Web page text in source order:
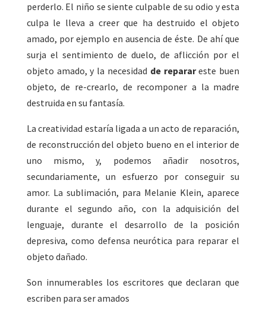
perderlo. El niño se siente culpable de su odio y esta
culpa le lleva a creer que ha destruido el objeto
amado, por ejemplo en ausencia de éste. De ahí que
surja el sentimiento de duelo, de aflicción por el
objeto amado, y la necesidad de reparareste buen
objeto, de re-crearlo, de recomponer a la madre
destruida en su fantasía.
La creatividad estaría ligada a un acto de reparación,
de reconstrucción del objeto bueno en el interior de
uno mismo, y, podemos añadir nosotros,
secundariamente, un esfuerzo por conseguir su
amor. La sublimación, para Melanie Klein, aparece
durante el segundo año, con la adquisición del
lenguaje, durante el desarrollo de la posición
depresiva, como defensa neurótica para reparar el
objeto dañado.
Son innumerables los escritores que declaran que
escriben para ser amados